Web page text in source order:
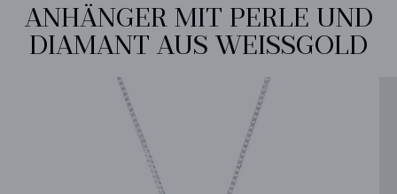
ANHÄNGER MIT PERLE UND
DIAMANT AUS WEISSGOLD